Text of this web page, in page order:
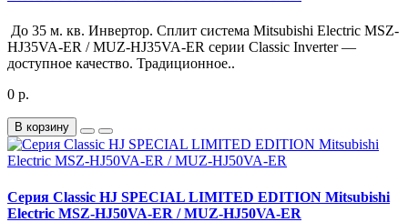
До 35 м. кв. Инвертор. Сплит система Mitsubishi Electric MSZ-
HJ35VA-ER / MUZ-HJ35VA-ER серии Classic Inverter —
доступное качество. Традиционное..
0 р.
В корзину
Серия Classic HJ SPECIAL LIMITED EDITION Mitsubishi
Electric MSZ-HJ50VA-ER / MUZ-HJ50VA-ER